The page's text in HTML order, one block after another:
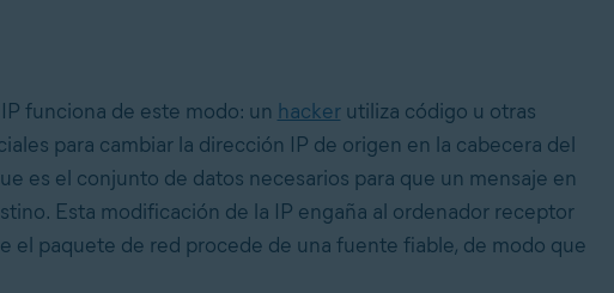
funciona de este modo: un hackerutiliza código u otras
para cambiar la dirección IP de origen en la cabecera del
es el conjunto de datos necesarios para que un mensaje en
Esta modificación de la IP engaña al ordenador receptor
el paquete de red procede de una fuente fiable, de modo que